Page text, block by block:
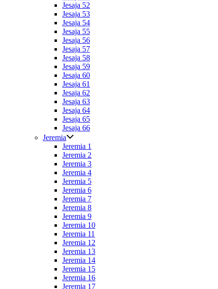
Jesaja 52
Jesaja 53
Jesaja 54
Jesaja 55
Jesaja 56
Jesaja 57
Jesaja 58
Jesaja 59
Jesaja 60
Jesaja 61
Jesaja 62
Jesaja 63
Jesaja 64
Jesaja 65
Jesaja 66
Jeremia
Jeremia 1
Jeremia 2
Jeremia 3
Jeremia 4
Jeremia 5
Jeremia 6
Jeremia 7
Jeremia 8
Jeremia 9
Jeremia 10
Jeremia 11
Jeremia 12
Jeremia 13
Jeremia 14
Jeremia 15
Jeremia 16
Jeremia 17